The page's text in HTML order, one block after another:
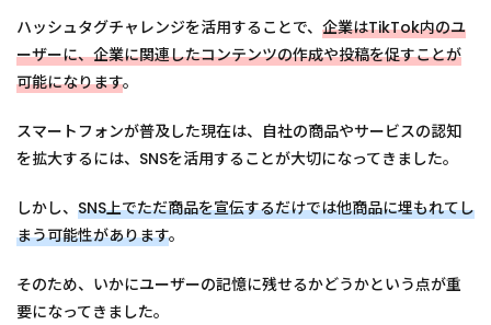
込め
る
2.2
世代
の年
のユ
ーザ
ーに
ーチ
可能
ハッシュタグチャレンジを活用することで、 企業はTikTok内のユ
ーザーに、企業に関連したコンテンツの作成や投稿を促すことが
可能になります。
スマートフォンが普及した現在は、自社の商品やサービスの認知
を拡大するには、SNSを活用することが大切になってきました。
しかし、 SNS上でただ商品を宣伝するだけでは他商品に埋もれてし
まう可能性があります。
そのため、いかにユーザーの記憶に残せるかどうかという点が重
要になってきました。